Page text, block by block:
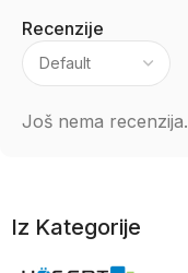
Recenzije
Još nema recenzija.
Iz Kategorije